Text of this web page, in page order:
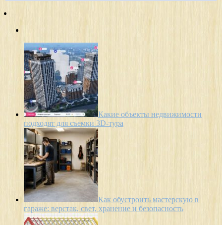
Какие объекты недвижимости
подходят для съемки 3D-тура
Как обустроить мастерскую в
гараже: верстак, свет, хранение и безопасность